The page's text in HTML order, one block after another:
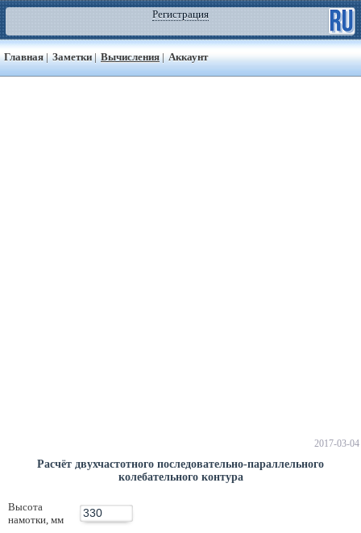
Регистрация
Главная | Заметки | Вычисления | Аккаунт
2017-03-04
Расчёт двухчастотного последовательно-параллельного
колебательного контура
Высота
намотки, мм